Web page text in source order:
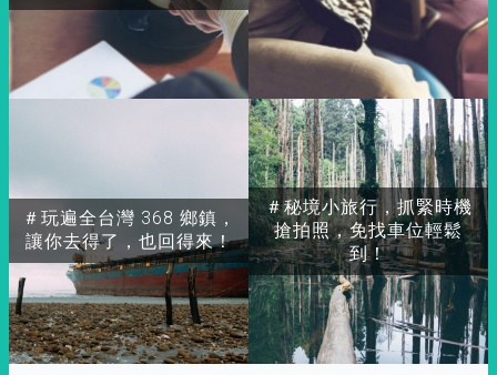
＃玩遍全台灣 368 鄉鎮，
讓你去得了，也回得來！
＃秘境小旅行，抓緊時機
搶拍照，免找車位輕鬆
到！